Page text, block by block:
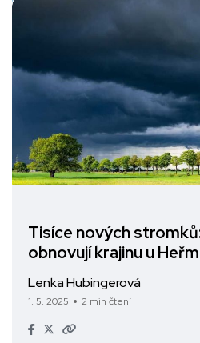
Tisíce nových
obnovují krajinu u
Lenka Hubingerová
1. 5. 2025 2 min čtení